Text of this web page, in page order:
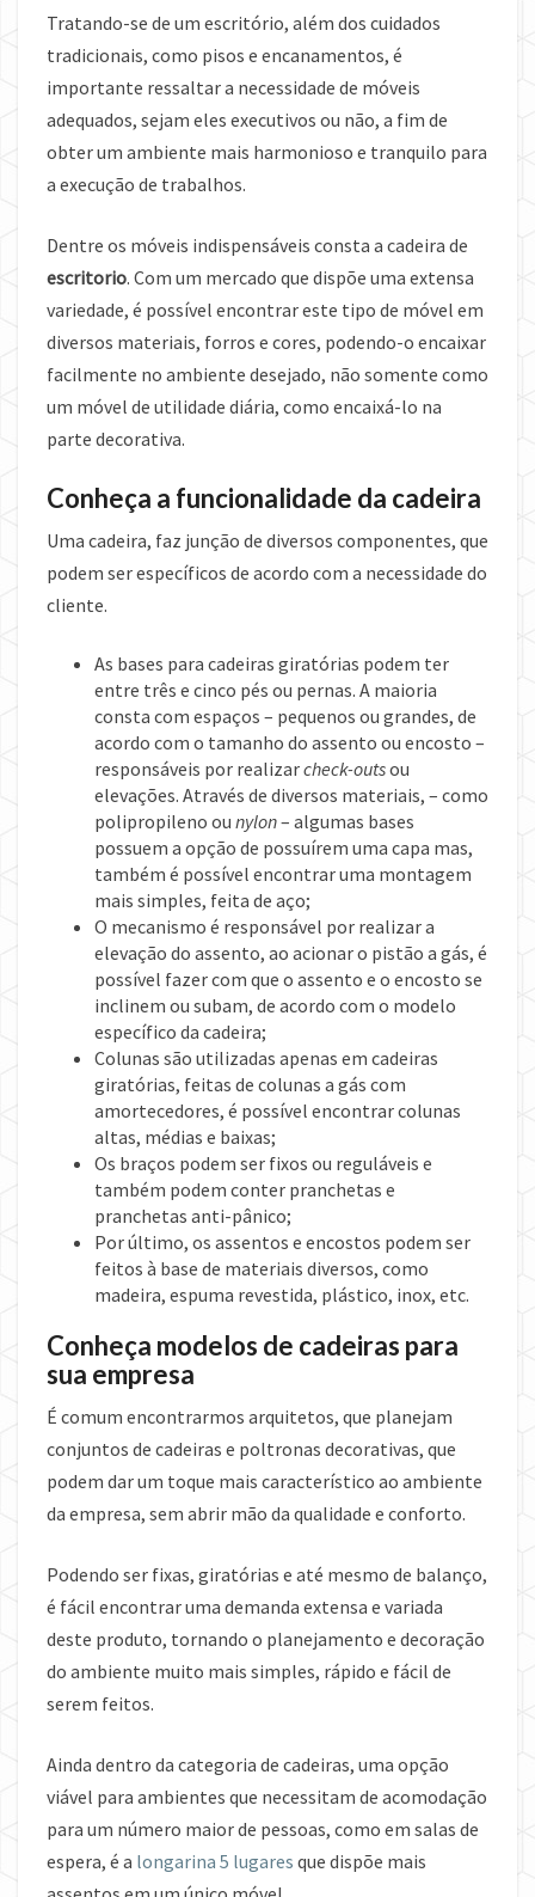
Tratando-se de um escritório, além dos cuidados
tradicionais, como pisos e encanamentos, é
importante ressaltar a necessidade de móveis
adequados, sejam eles executivos ou não, a fim de
obter um ambiente mais harmonioso e tranquilo para
a execução de trabalhos.
Dentre os móveis indispensáveis consta a cadeira de
escritorio. Com um mercado que dispõe uma extensa
variedade, é possível encontrar este tipo de móvel em
diversos materiais, forros e cores, podendo-o encaixar
facilmente no ambiente desejado, não somente como
um móvel de utilidade diária, como encaixá-lo na
parte decorativa.
Conheça a funcionalidade da cadeira
Uma cadeira, faz junção de diversos componentes, que
podem ser específicos de acordo com a necessidade do
cliente.
As bases para cadeiras giratórias podem ter
entre três e cinco pés ou pernas. A maioria
consta com espaços – pequenos ou grandes, de
acordo com o tamanho do assento ou encosto –
responsáveis por realizarcheck-outsou
elevações. Através de diversos materiais, – como
polipropileno ou nylon– algumas bases
possuem a opção de possuírem uma capa mas,
também é possível encontrar uma montagem
mais simples, feita de aço;
O mecanismo é responsável por realizar a
elevação do assento, ao acionar o pistão a gás, é
possível fazer com que o assento e o encosto se
inclinem ou subam, de acordo com o modelo
específico da cadeira;
Colunas são utilizadas apenas em cadeiras
giratórias, feitas de colunas a gás com
amortecedores, é possível encontrar colunas
altas, médias e baixas;
Os braços podem ser fixos ou reguláveis e
também podem conter pranchetas e
pranchetas anti-pânico;
Por último, os assentos e encostos podem ser
feitos à base de materiais diversos, como
madeira, espuma revestida, plástico, inox, etc.
Conheça modelos de cadeiras para
sua empresa
É comum encontrarmos arquitetos, que planejam
conjuntos de cadeiras e poltronas decorativas, que
podem dar um toque mais característico ao ambiente
da empresa, sem abrir mão da qualidade e conforto.
Podendo ser fixas, giratórias e até mesmo de balanço,
é fácil encontrar uma demanda extensa e variada
deste produto, tornando o planejamento e decoração
do ambiente muito mais simples, rápido e fácil de
serem feitos.
Ainda dentro da categoria de cadeiras, uma opção
viável para ambientes que necessitam de acomodação
para um número maior de pessoas, como em salas de
espera, é a longarina 5 lugares que dispõe mais